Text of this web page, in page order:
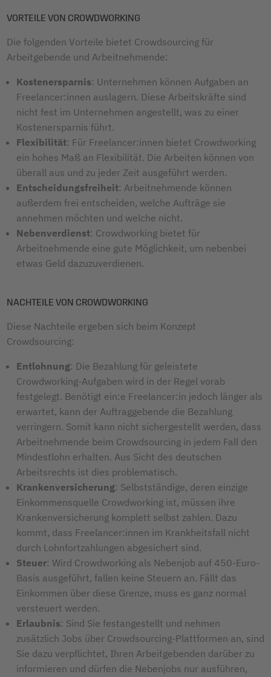
VORTEILE VON CROWDWORKING
Die folgenden Vorteile bietet Crowdsourcing für
Arbeitgebende und Arbeitnehmende:
Kostenersparnis: Unternehmen können Aufgaben an
Freelancer:innen auslagern. Diese Arbeitskräfte sind
nicht fest im Unternehmen angestellt, was zu einer
Kostenersparnis führt.
Flexibilität: Für Freelancer:innen bietet Crowdworking
ein hohes Maß an Flexibilität. Die Arbeiten können von
überall aus und zu jeder Zeit ausgeführt werden.
Entscheidungsfreiheit: Arbeitnehmende können
außerdem frei entscheiden, welche Aufträge sie
annehmen möchten und welche nicht.
Nebenverdienst: Crowdworking bietet für
Arbeitnehmende eine gute Möglichkeit, um nebenbei
etwas Geld dazuzuverdienen.
NACHTEILE VON CROWDWORKING
Diese Nachteile ergeben sich beim Konzept
Crowdsourcing:
Entlohnung: Die Bezahlung für geleistete
Crowdworking-Aufgaben wird in der Regel vorab
festgelegt. Benötigt ein:e Freelancer:in jedoch länger als
erwartet, kann der Auftraggebende die Bezahlung
verringern. Somit kann nicht sichergestellt werden, dass
Arbeitnehmende beim Crowdsourcing in jedem Fall den
Mindestlohn erhalten. Aus Sicht des deutschen
Arbeitsrechts ist dies problematisch.
Krankenversicherung: Selbstständige, deren einzige
Einkommensquelle Crowdworking ist, müssen ihre
Krankenversicherung komplett selbst zahlen. Dazu
kommt, dass Freelancer:innen im Krankheitsfall nicht
durch Lohnfortzahlungen abgesichert sind.
Steuer: Wird Crowdworking als Nebenjob auf 450-Euro-
Basis ausgeführt, fallen keine Steuern an. Fällt das
Einkommen über diese Grenze, muss es ganz normal
versteuert werden.
Erlaubnis: Sind Sie festangestellt und nehmen
zusätzlich Jobs über Crowdsourcing-Plattformen an, sind
Sie dazu verpflichtet, Ihren Arbeitgebenden darüber zu
informieren und dürfen die Nebenjobs nur ausführen,